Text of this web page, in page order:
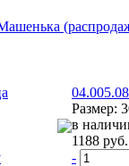
Размер:
в
1188 руб.
-